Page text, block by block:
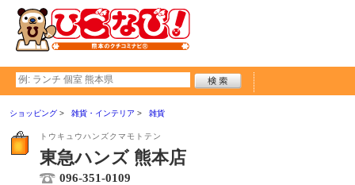
ショッピング 雑貨・インテリア 雑貨
トウキュウハンズクマモトテン
東急ハンズ 熊本店
096-351-0109